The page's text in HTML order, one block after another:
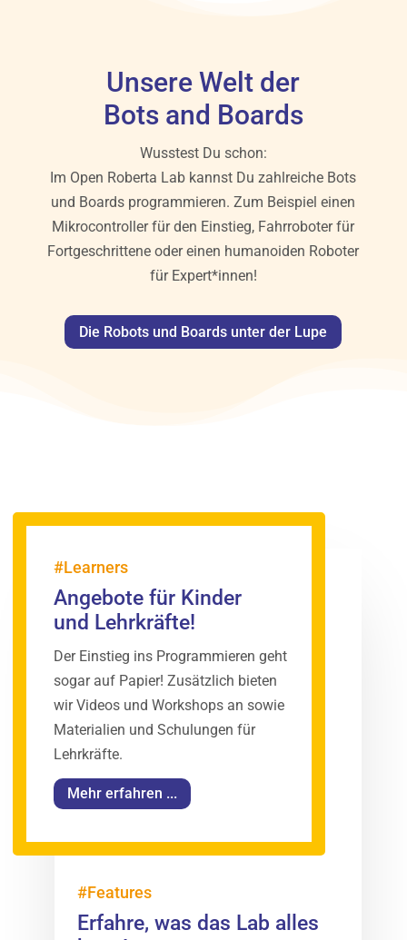
Unsere Welt der
Bots and Boards
Wusstest Du schon:
Im Open Roberta Lab kannst Du zahlreiche Bots
und Boards programmieren. Zum Beispiel einen
Mikrocontroller für den Einstieg, Fahrroboter für
Fortgeschrittene oder einen humanoiden Roboter
für Expert*innen!
Die Robots und Boards unter der Lupe
#Learners
Angebote für Kinder
und Lehrkräfte!
Der Einstieg ins Programmieren geht
sogar auf Papier! Zusätzlich bieten
wir Videos und Workshops an sowie
Materialien und Schulungen für
Lehrkräfte.
Mehr erfahren ...
#Features
Erfahre, was das Lab alles